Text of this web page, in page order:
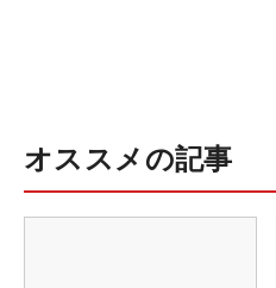
オススメの記事